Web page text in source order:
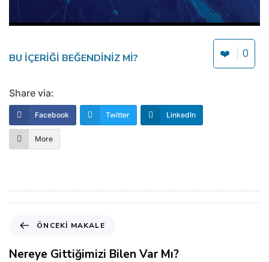
BU IÇERIĞI BEĞENDINIZ MI? ❤️ 0
Share via:
Facebook Twitter LinkedIn
More
c
ÖNCEKI MAKALE
Nereye Gittiğimizi Bilen Var Mı?